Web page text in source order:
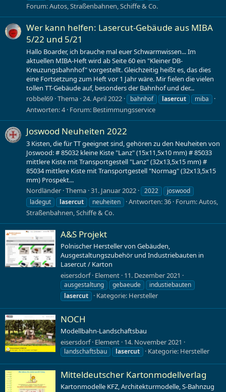
Forum:Autos, Straßenbahnen, Schiffe & Co.
Wer kann helfen: Lasercut-Gebäude aus MIBA
5/22 und 5/21
Hallo Boarder, ich brauche mal euer Schwarmwissen... Im
aktuellen MIBA-Heft wird ab Seite 60 ein "Kleiner DB-
Kreuzungsbahnhof" vorgestellt. Gleichzeitig heißt es, das dies
eine Fortsetzung zum Heft vor 1 Jahr wäre. Mir fielen die vielen
tollen TT-Gebäude auf, besonders der Bahnhof und der...
robbel69 Thema 24. April 2022 bahnhof lasercut miba
Antworten: 4 Forum: Bestimmungsservice
Joswood Neuheiten 2022
3 Kisten, die für TT geeignet sind, gehören zu den Neuheiten von
Joswood: # 85032 kleine Kiste "Lanz" (15x11,5x10 mm) # 85033
mittlere Kiste mit Transportgestell "Lanz" (32x13,5x15 mm) #
85034 mittlere Kiste mit Transportgestell "Normag" (32x13,5x15
mm) Prospekt...
Nordländer Thema 31. Januar 2022 2022
joswood
ladegut
lasercut neuheiten Antworten: 36 Forum:Autos,
Straßenbahnen, Schiffe & Co.
A&S Projekt
Polnischer Hersteller von Gebäuden,
Ausgestaltungszubehör und Industriebauten in
Lasercut / Karton
eisersdorf Element 11. Dezember 2021
ausgestaltung gebaeude
industiebauten
lasercut
Kategorie: Hersteller
NOCH
Modellbahn-Landschaftsbau
eisersdorf Element 14. November 2021
landschaftsbau lasercut Kategorie: Hersteller
Mitteldeutscher Kartonmodellverlag
Kartonmodelle KFZ, Architekturmodelle, S-Bahnzug